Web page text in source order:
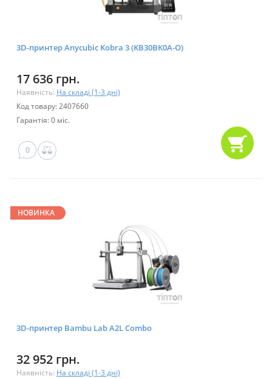
3D-принтер Anycubic Kobra 3 (KB30BK0A-O)
17 636 грн.
Наявність: На складі (1-3 дні)
Код товару: 2407660
Гарантія: 0 міс.
0
НОВИНКА
3D-принтер Bambu Lab A2L Combo
32 952 грн.
Наявність: На складі (1-3 дні)